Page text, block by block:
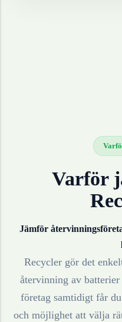
Varför
Jämför
Recycler gör det
återvinning av batterier
företag samtidigt får
och möjlighet att välja